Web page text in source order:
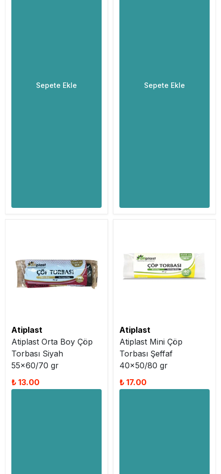
Sepete Ekle Sepete Ekle
Atiplast
Atiplast Orta Boy Çöp
Torbası Siyah
55x60/70 gr
₺ 13.00
Atiplast
Atiplast Mini Çöp
Torbası Şeffaf
40x50/80 gr
₺ 17.00